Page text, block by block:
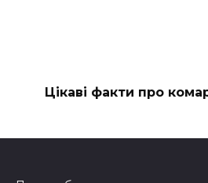
Цікаві факти про